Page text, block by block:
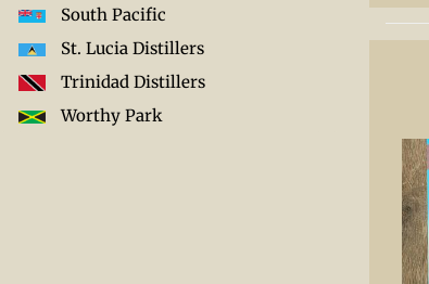
South Pacific
St. Lucia Distillers
Trinidad Distillers
Worthy Park